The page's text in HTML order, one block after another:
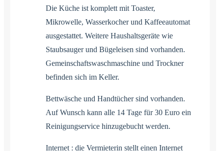
Die Küche ist komplett mit Toaster,
Mikrowelle, Wasserkocher und Kaffeeautomat
ausgestattet. Weitere Haushaltsgeräte wie
Staubsauger und Bügeleisen sind vorhanden.
Gemeinschaftswaschmaschine und Trockner
befinden sich im Keller.
Bettwäsche und Handtücher sind vorhanden.
Auf Wunsch kann alle 14 Tage für 30 Euro ein
Reinigungservice hinzugebucht werden.
Internet : die Vermieterin stellt einen Internet